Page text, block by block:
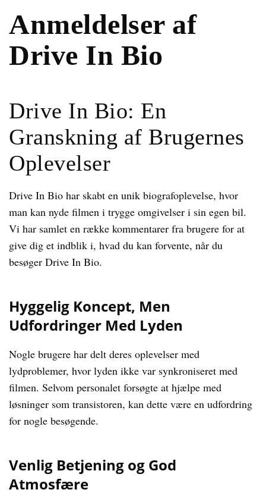
Anmeldelser af
Drive In Bio
Drive In Bio: En
Granskning af Brugernes
Oplevelser
Drive In Bio har skabt en unik biografoplevelse, hvor
man kan nyde filmen i trygge omgivelser i sin egen bil.
Vi har samlet en række kommentarer fra brugere for at
give dig et indblik i, hvad du kan forvente, når du
besøger Drive In Bio.
Hyggelig Koncept, Men
Udfordringer Med Lyden
Nogle brugere har delt deres oplevelser med
lydproblemer, hvor lyden ikke var synkroniseret med
filmen. Selvom personalet forsøgte at hjælpe med
løsninger som transistoren, kan dette være en udfordring
for nogle besøgende.
Venlig Betjening og God
Atmosfære